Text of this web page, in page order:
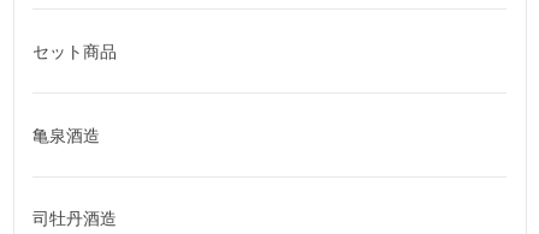
セット商品
亀泉酒造
司牡丹酒造